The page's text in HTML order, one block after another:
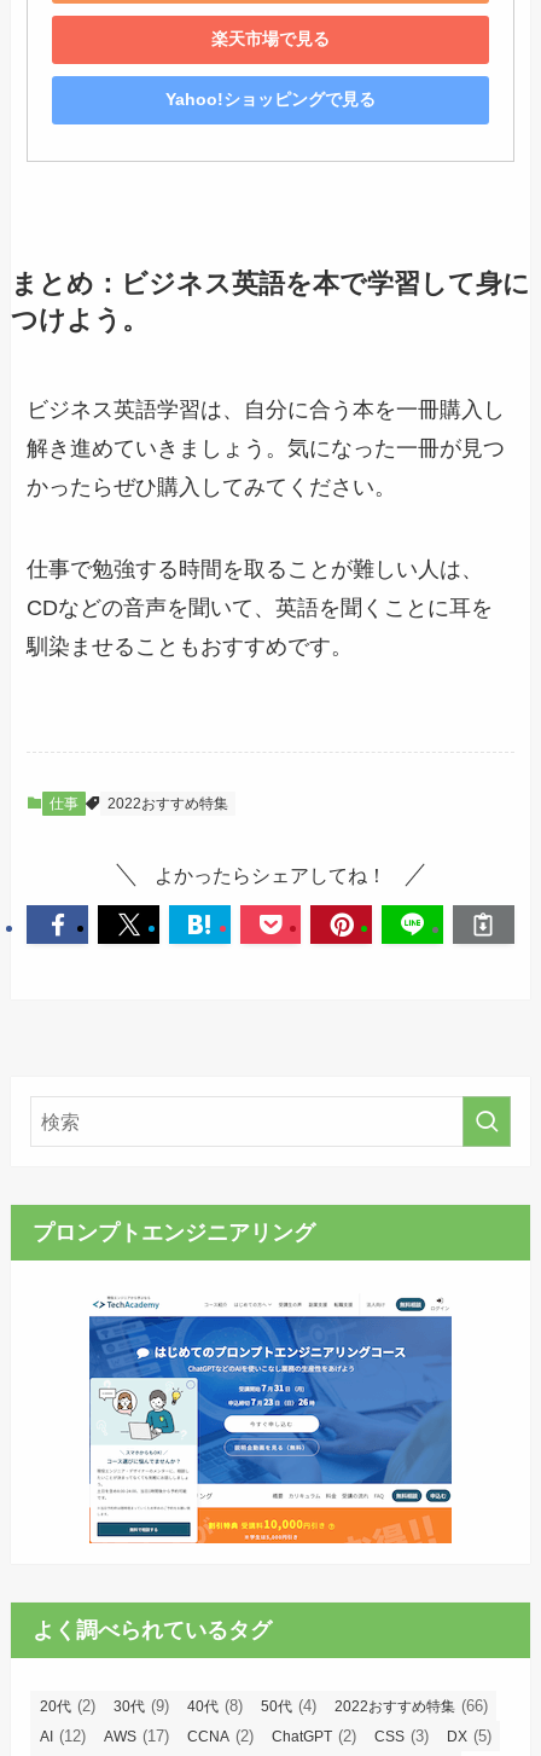
楽天市場で見る
Yahoo!ショッピングで見る
まとめ：ビジネス英語を本で学習して身に
つけよう。
ビジネス英語学習は、自分に合う本を一冊購入し
解き進めていきましょう。気になった一冊が見つ
かったらぜひ購入してみてください。
仕事で勉強する時間を取ることが難しい人は、
CDなどの音声を聞いて、英語を聞くことに耳を
馴染ませることもおすすめです。
仕事 2022おすすめ特集
よかったらシェアしてね！
プロンプトエンジニアリング
よく調べられているタグ
20代 (2) 30代 (9) 40代 (8) 50代 (4) 2022おすすめ特集 (66)
AI (12) AWS (17) CCNA (2) ChatGPT (2) CSS (3) DX (5)